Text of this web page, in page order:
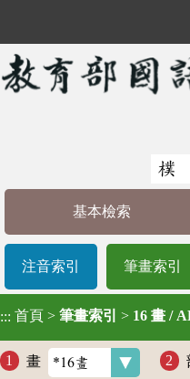
基本檢索
注音索引 筆畫索引
::: 首頁 > 筆畫索引 > 16 畫 /
畫